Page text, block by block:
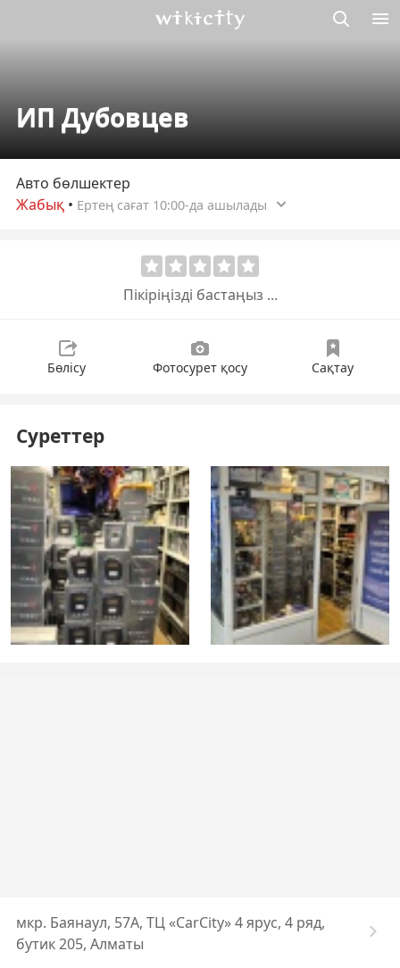
ИП Дубовцев
Авто бөлшектер
Жабық • Ертең сағат 10:00-да ашылады
Пікіріңізді бастаңыз ...
Бөлісу Фотосурет қосу Сақтау
Суреттер
мкр. Баянаул, 57А, ТЦ «CarCity» 4 ярус, 4 ряд,
бутик 205, Алматы